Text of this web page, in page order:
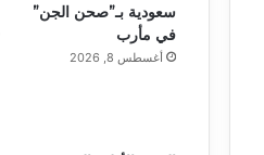
سعودية بـ”صحن الجن”
في مأرب
أغسطس 8, 2026